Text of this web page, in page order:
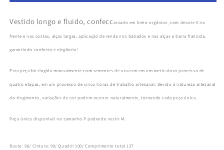
–
Orgânico
–
Orgânico
Vestido longo e fluido, confeccionado em linho orgânico, com decote V na
frente e nas costas, alças largas, aplicação de renda nos babados e nas alças e barra franzida,
garantindo conforto e elegância!
Esta peça foi tingida manualmente com sementes de urucum em um meticuloso processo de
quatro etapas, em um processo de cinco horas de trabalho artesanal. Devido à natureza artesanal
do tingimento, variações de cor podem ocorrer naturalmente, tornando cada peça única.
Peça única disponível no tamanho P podendo vestir M.
Busto: 96/ Cintura: 90/ Quadril 100/ Comprimento total 137